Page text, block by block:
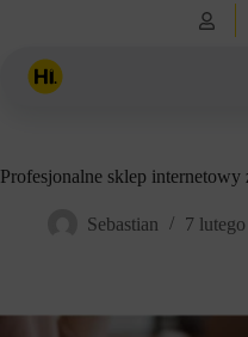
Profesjonalne sklep
Sebastian 7